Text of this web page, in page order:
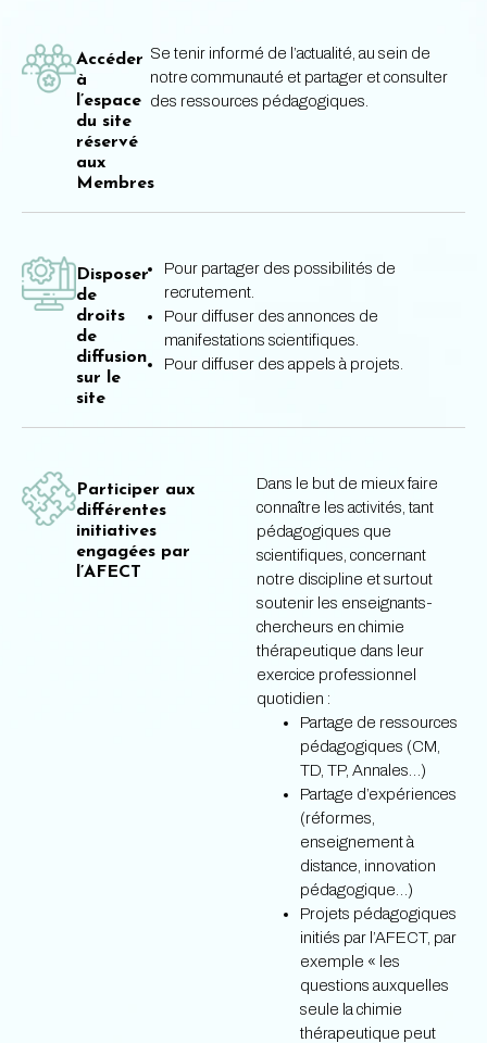
Accéder
à
l’espace
du site
réservé
aux
Membres
Se tenir informé de l’actualité, au sein de
notre communauté et partager et consulter
des ressources pédagogiques.
Disposer
de
droits
de
diffusion
sur le
site
Pour partager des possibilités de
recrutement.
Pour diffuser des annonces de
manifestations scientifiques.
Pour diffuser des appels à projets.
Participer aux
différentes
initiatives
engagées par
l’AFECT
Dans le but de mieux faire
connaître les activités, tant
pédagogiques que
scientifiques, concernant
notre discipline et surtout
soutenir les enseignants-
chercheurs en chimie
thérapeutique dans leur
exercice professionnel
quotidien :
Partage de ressources
pédagogiques (CM,
TD, TP, Annales…)
Partage d’expériences
(réformes,
enseignement à
distance, innovation
pédagogique…)
Projets pédagogiques
initiés par l’AFECT, par
exemple « les
questions auxquelles
seule la chimie
thérapeutique peut